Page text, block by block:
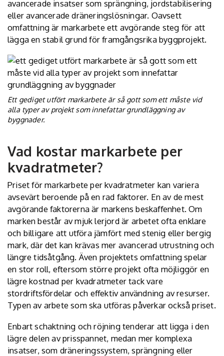
avancerade insatser som sprängning, jordstabilisering
eller avancerade dräneringslösningar. Oavsett
omfattning är markarbete ett avgörande steg för att
lägga en stabil grund för framgångsrika byggprojekt.
Ett gediget utfört markarbete är så gott som ett måste vid
alla typer av projekt som innefattar grundläggning av
byggnader.
Vad kostar markarbete per
kvadratmeter?
Priset för markarbete per kvadratmeter kan variera
avsevärt beroende på en rad faktorer. En av de mest
avgörande faktorerna är markens beskaffenhet. Om
marken består av mjuk lerjord är arbetet ofta enklare
och billigare att utföra jämfört med stenig eller bergig
mark, där det kan krävas mer avancerad utrustning och
längre tidsåtgång. Även projektets omfattning spelar
en stor roll, eftersom större projekt ofta möjliggör en
lägre kostnad per kvadratmeter tack vare
stordriftsfördelar och effektiv användning av resurser.
Typen av arbete som ska utföras påverkar också priset.
Enbart schaktning och röjning tenderar att ligga i den
lägre delen av prisspannet, medan mer komplexa
insatser, som dräneringssystem, sprängning eller